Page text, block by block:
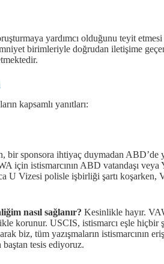
yardımcı olduğunu teyit
birimleriyle doğrudan iletişime
kapsamlı yanıtları:
sponsora ihtiyaç duymadan ABD’de
için istismarcının ABD vatandaşı veya
U Vizesi polisle işbirliği şartı koşarken,
nasıl sağlanır? Kesinlikle hayır.
korunur. USCIS, istismarcı eşle hiçbir
biz, tüm yazışmaların istismarcının
tesis ediyoruz.